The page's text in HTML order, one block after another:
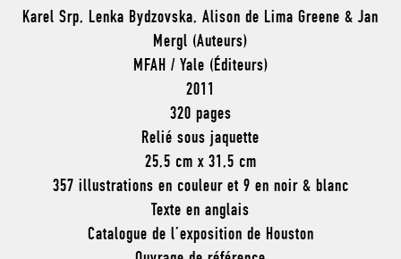
Karel Srp, Lenka Bydzovska, Alison de Lima Greene & Jan
Mergl (Auteurs)
MFAH / Yale (Éditeurs)
2011
320 pages
Relié sous jaquette
25,5 cm x 31,5 cm
357 illustrations en couleur et 9 en noir & blanc
Texte en anglais
Catalogue de l’exposition de Houston